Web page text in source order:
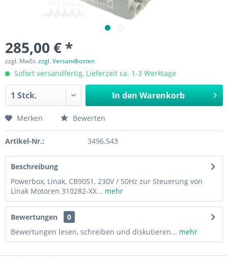
285,00 € *
zzgl. MwSt.zzgl. Versandkosten
Sofort versandfertig, Lieferzeit ca. 1-3 Werktage
In den Warenkorb
Merken Bewerten
Artikel-Nr.: 3496.543
Beschreibung
Powerbox, Linak, CB9051, 230V / 50Hz zur Steuerung von
Linak Motoren 310282-XX... mehr
Bewertungen
0
Bewertungen lesen, schreiben und diskutieren... mehr